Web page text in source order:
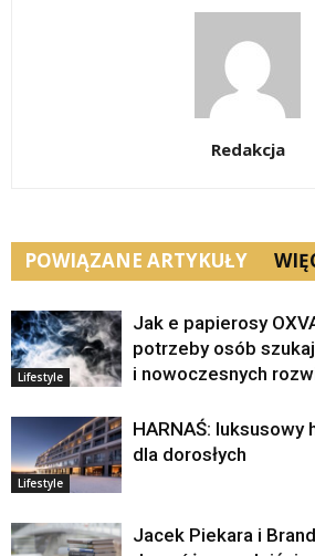
Redakcja
POWIĄZANE ARTYKUŁY
Lifestyle
Jak e papierosy
potrzeby osób
i nowoczesnych
Lifestyle
HARNAŚ:
dla dorosłych
Jacek Piekara i